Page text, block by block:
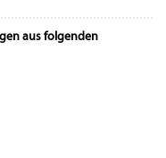
aus folgenden